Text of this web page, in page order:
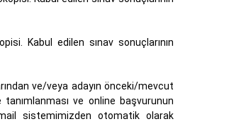
Kabul edilen sınav sonuçlarının
ve/veya adayın önceki/mevcut
ve online başvurunun
sistemimizden otomatik olarak